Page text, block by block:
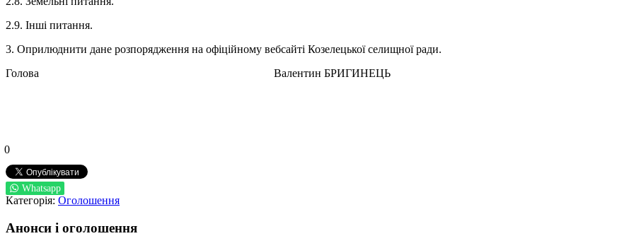
2.9. Інші питання.
3. Оприлюднити дане розпорядження на офіційному вебсайті Козелецької селищної ради.
Голова Валентин БРИГИНЕЦЬ
0
Whatsapp
Категорія: Оголошення
Анонси і оголошення